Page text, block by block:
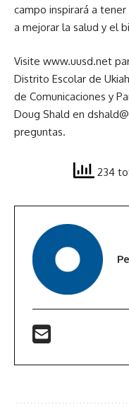
campo inspirará a
a mejorar la salud y el
Visite www.uusd.net
Distrito Escolar de
de Comunicaciones y
Doug Shald en
preguntas.
234